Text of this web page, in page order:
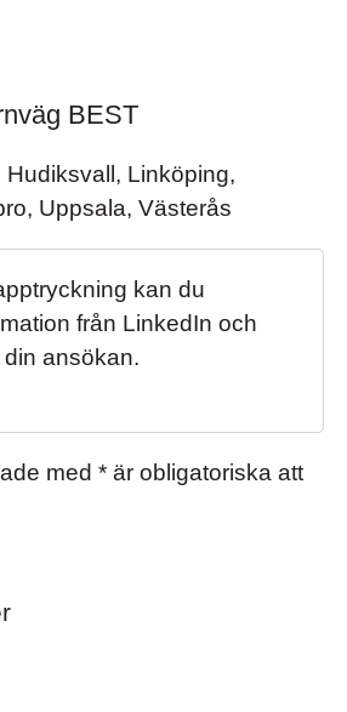
BEST
BEST
Linköping,
Uppsala, Västerås
kan du
från LinkedIn och
ansökan.
med * är obligatoriska att